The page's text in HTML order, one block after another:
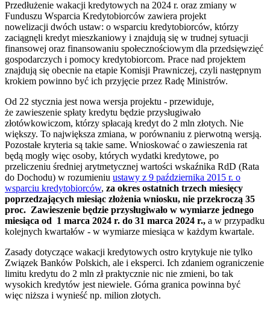
Przedłużenie wakacji kredytowych na 2024 r. oraz zmiany w
Funduszu Wsparcia Kredytobiorców zawiera projekt
nowelizacji dwóch ustaw: o wsparciu kredytobiorców, którzy
zaciągnęli kredyt mieszkaniowy i znajdują się w trudnej sytuacji
finansowej oraz finansowaniu społecznościowym dla przedsięwzięć
gospodarczych i pomocy kredytobiorcom. Prace nad projektem
znajdują się obecnie na etapie Komisji Prawniczej, czyli następnym
krokiem powinno być ich przyjęcie przez Radę Ministrów.
Od 22 stycznia jest nowa wersja projektu - przewiduje,
że zawieszenie spłaty kredytu będzie przysługiwało
złotówkowiczom, którzy spłacają kredyt do 2 mln złotych. Nie
większy. To największa zmiana, w porównaniu z pierwotną wersją.
Pozostałe kryteria są takie same. Wnioskować o zawieszenia rat
będą mogły więc osoby, których wydatki kredytowe, po
przeliczeniu średniej arytmetycznej wartości wskaźnika RdD (Rata
do Dochodu) w rozumieniu ustawy z 9 października 2015 r. o
wsparciu kredytobiorców, za okres ostatnich trzech miesięcy
poprzedzających miesiąc złożenia wniosku, nie przekroczą 35
proc. Zawieszenie będzie przysługiwało w wymiarze jednego
miesiąca od 1 marca 2024 r. do 31 marca 2024 r., a w przypadku
kolejnych kwartałów - w wymiarze miesiąca w każdym kwartale.
Zasady dotyczące wakacji kredytowych ostro krytykuje nie tylko
Związek Banków Polskich, ale i eksperci. Ich zdaniem ograniczenie
limitu kredytu do 2 mln zł praktycznie nic nie zmieni, bo tak
wysokich kredytów jest niewiele. Górna granica powinna być
więc niższa i wynieść np. milion złotych.